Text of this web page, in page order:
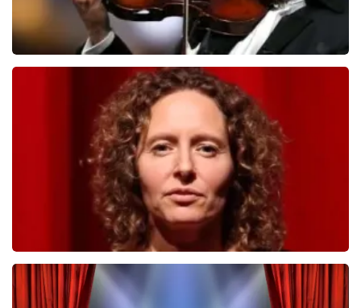
Andre Rieu
laatste 30 minuten
BESTEL NU
Esther van der Voort
742 laatste 30 minuten